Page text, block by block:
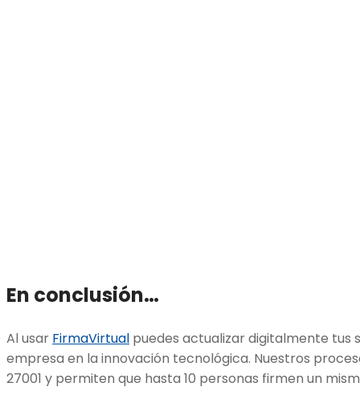
En conclusión…
Al usar FirmaVirtual puedes actualizar digitalmente tus
empresa en la innovación tecnológica. Nuestros
27001 y permiten que hasta 10 personas firmen un